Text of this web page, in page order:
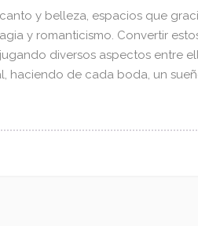
y belleza, espacios que
y romanticismo. Convertir
diversos aspectos entre
de cada boda, un